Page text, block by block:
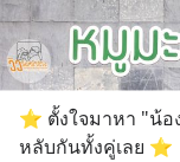
⭐️ ตั้งใจมาหา "น้
หลับกันทั้งคู่เลย ⭐️